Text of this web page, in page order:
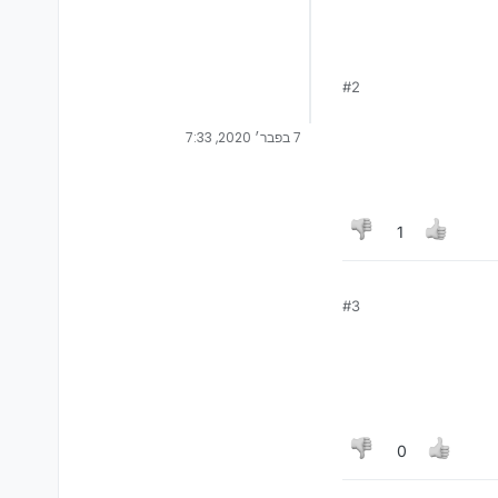
#2
1
#3
0
7 בפבר׳ 2020, 7:33